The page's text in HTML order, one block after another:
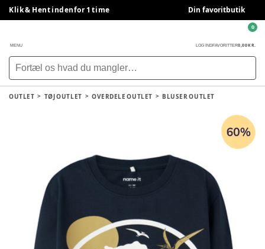
Klik & Hent indenfor 1 time Din favoritbutik
MENU LOG INDFAVORITTER0,00 KR.
0
OUTLET TØJ OUTLET OVERDELE OUTLET BLUSER OUTLET